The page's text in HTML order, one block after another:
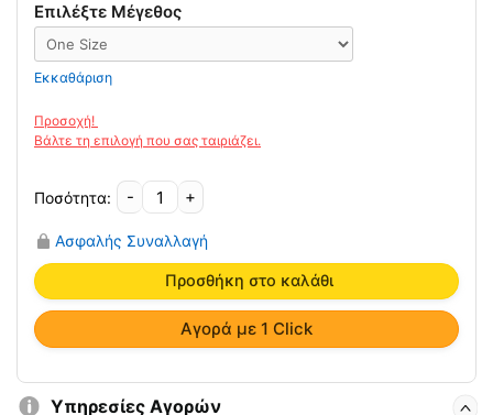
Επιλέξτε Μέγεθος
Εκκαθάριση
Αγορά με 1 Click
-
Περικάρπιο
sport
Thuasne
0340
one
size
ποσότητα
+
Ασφαλής Συναλλαγή
Προσθήκη στο καλάθι
Υπηρεσίες Αγορών